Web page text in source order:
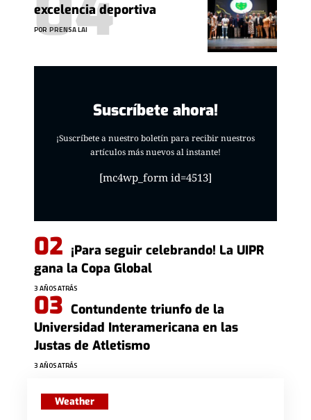
excelencia deportiva
POR PRENSA LAI
Suscríbete ahora!
¡Suscríbete a nuestro boletín para recibir nuestros
artículos más nuevos al instante!
[mc4wp_form id=4513]
¡Para seguir celebrando! La UIPR
gana la Copa Global
3 AÑOS ATRÁS
Contundente triunfo de la
Universidad Interamericana en las
Justas de Atletismo
3 AÑOS ATRÁS
Weather